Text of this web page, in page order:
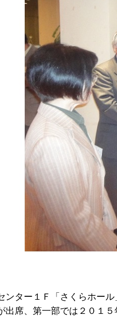
ンター１Ｆ「さくらホ
席、第一部では２０１